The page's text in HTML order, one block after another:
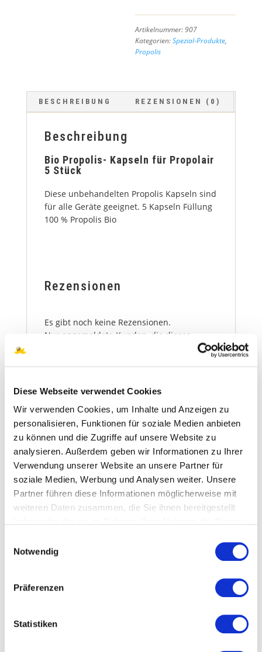
Diese Webseite verwendet Cookies
Wir verwenden Cookies, um Inhalte und Anzeigen zu
personalisieren, Funktionen für soziale Medien anbieten
zu können und die Zugriffe auf unsere Website zu
analysieren. Außerdem geben wir Informationen zu Ihrer
Verwendung unserer Website an unsere Partner für
soziale Medien, Werbung und Analysen weiter. Unsere
Partner führen diese Informationen möglicherweise mit
weiteren Daten zusammen, die Sie ihnen bereitgestellt
Cookies, wenn Sie unsere Webseite weiterhin nutzen.
Notwendig
Präferenzen
Statistiken
Artikelnummer:907
Kategorien:Spezial-Produkte,
Propolis
BESCHREIBUNG REZENSIONEN (0)
Beschreibung
Bio Propolis- Kapseln für Propolair
5 Stück
Diese unbehandelten Propolis Kapseln sind
für alle Geräte geeignet. 5 Kapseln Füllung
100 % Propolis Bio
Rezensionen
Es gibt noch keine Rezensionen.
Nur angemeldete Kunden, die dieses
Ähnliche Produkte
Propolis grün Kapseln
29,00 €
1.657,14€/kg
Versandkosten
Lippenpflegestift mit Propolis